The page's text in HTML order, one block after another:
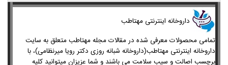
داروخانه اینترنتی مهتاطب
تمامی محصولات معرفی شده در مقالات مجله مهتاطب متعلق به سایت
داروخانه اینترنتی مهتاطب(داروخانه شبانه روزی دکتر رویا میرنظامی)، با
برچسب اصالت و سیب سلامت می باشند و شما عزیزان میتوانید کلیه